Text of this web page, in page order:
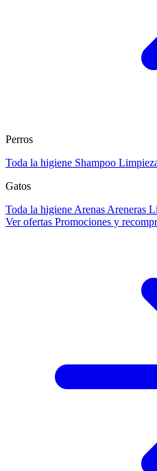
Perros
Toda la higiene Shampoo
Gatos
Toda la higiene Arenas Areneras
Ver ofertas Promociones y